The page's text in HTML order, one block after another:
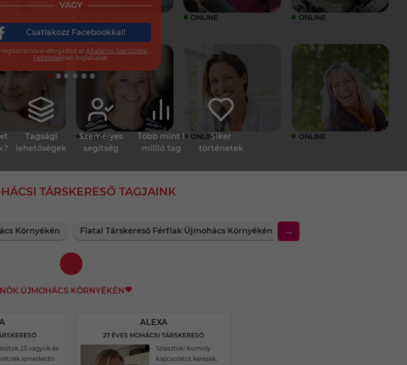
ONLINE ONLINE
ONLINE ONLINE ONLINE
Tagsági
lehetőségek
Személyes
segítség
Több mint 1
millió tag
Siker
történetek
TÁRSKERESŐ TAGJAINK
Környékén Fiatal Társkereső Férfiak Újmohács Környékén →
ÚJMOHÁCS KÖRNYÉKÉN
23 vagyok és
ismerkedni
ALEXA
27 ÉVES MOHÁCSI TÁRSKERESŐ
Sziasztok! Komoly
kapcsolatot keresek,
VAGY
Csatlakozz Facebookkal!
regisztrációval elfogadod az Általános Szerződési
Feltételekben foglaltakat.